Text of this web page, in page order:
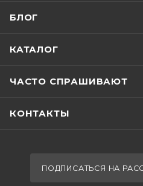
БЛОГ
КАТАЛОГ
ЧАСТО СПРАШИВАЮТ
КОНТАКТЫ
ПОДПИСАТЬСЯ НА